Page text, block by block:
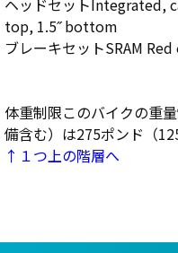
ヘッドセットIntegrated,
top, 1.5˝ bottom
ブレーキセットSRAM
体重制限このバイクの重
備含む）は275ポンド（
↑１つ上の階層へ